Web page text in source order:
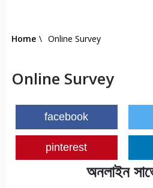
Home \ Online Survey
Online Survey
facebook
pinterest
অনলাইন